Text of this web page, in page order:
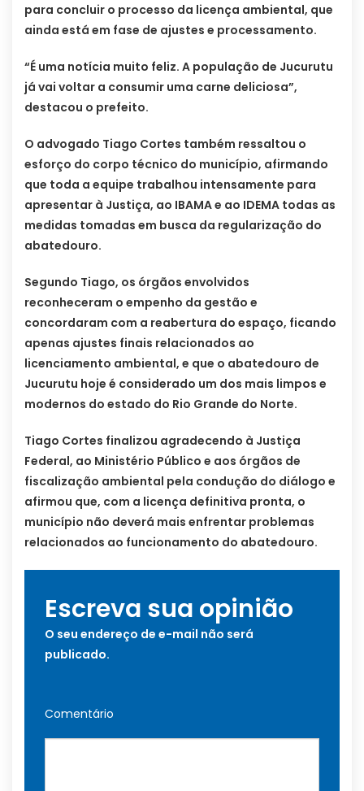
para concluir o processo da licença ambiental, que
ainda está em fase de ajustes e processamento.
“É uma notícia muito feliz. A população de Jucurutu
já vai voltar a consumir uma carne deliciosa”,
destacou o prefeito.
O advogado Tiago Cortes também ressaltou o
esforço do corpo técnico do município, afirmando
que toda a equipe trabalhou intensamente para
apresentar à Justiça, ao IBAMA e ao IDEMA todas as
medidas tomadas em busca da regularização do
abatedouro.
Segundo Tiago, os órgãos envolvidos
reconheceram o empenho da gestão e
concordaram com a reabertura do espaço, ficando
apenas ajustes finais relacionados ao
licenciamento ambiental, e que o abatedouro de
Jucurutu hoje é considerado um dos mais limpos e
modernos do estado do Rio Grande do Norte.
Tiago Cortes finalizou agradecendo à Justiça
Federal, ao Ministério Público e aos órgãos de
fiscalização ambiental pela condução do diálogo e
afirmou que, com a licença definitiva pronta, o
município não deverá mais enfrentar problemas
relacionados ao funcionamento do abatedouro.
Escreva sua opinião
O seu endereço de e-mail não será
publicado.
Comentário